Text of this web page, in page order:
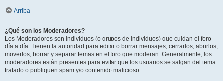
Arriba
¿Qué son los Moderadores?
Los Moderadores son individuos (o grupos de individuos) que cuidan el foro
día a día. Tienen la autoridad para editar o borrar mensajes, cerrarlos, abrirlos,
moverlos, borrar y separar temas en el foro que moderan. Generalmente, los
moderadores están presentes para evitar que los usuarios se salgan del tema
tratado o publiquen spam y/o contenido malicioso.